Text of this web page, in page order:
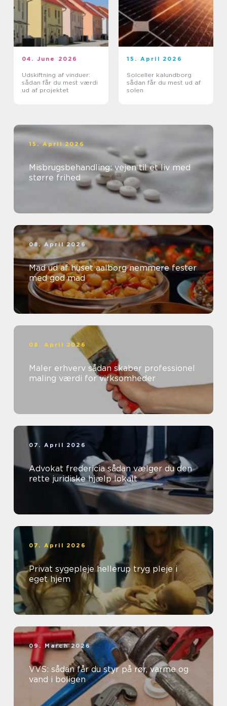
04. June 2026
Udskiftning af vinduer:
sådan får du mest værdi
ud af projektet
15. April 2026
Solceller kalundborg
sådan får du mest ud af
solen
15. April 2026
Misbrugsbehandling: vejen til et liv med
større frihed
08. April 2026
Mad ud af huset aalborg nemmere fester
med god mad
08. April 2026
Maler erhverv sådan skaber professionel
maling værdi for virksomheder
07. April 2026
Advokat fredericia sådan vælger du den
rette juridiske hjælp lokalt
07. April 2026
Privat sygepleje hellerup tryg pleje i
eget hjem
09. March 2026
VVS: sådan får du styr på rør, varme og
vand i boligen